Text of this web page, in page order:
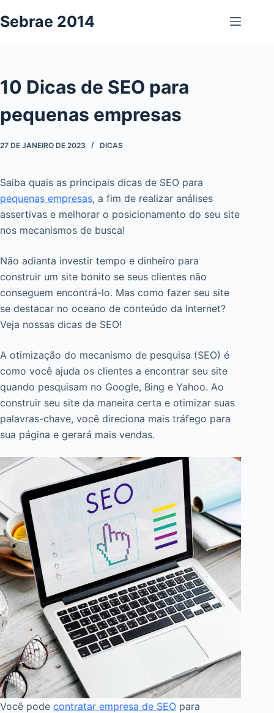
para
Sebrae 2014
10 Dicas de SEO para
pequenas empresas
27 DE JANEIRO DE 2023 DICAS
Saiba quais as principais dicas de SEO para
pequenas empresas, a fim de realizar análises
assertivas e melhorar o posicionamento do seu site
nos mecanismos de busca!
Não adianta investir tempo e dinheiro para
construir um site bonito se seus clientes não
conseguem encontrá-lo. Mas como fazer seu site
se destacar no oceano de conteúdo da Internet?
Veja nossas dicas de SEO!
A otimização do mecanismo de pesquisa (SEO) é
como você ajuda os clientes a encontrar seu site
quando pesquisam no Google, Bing e Yahoo. Ao
construir seu site da maneira certa e otimizar suas
palavras-chave, você direciona mais tráfego para
sua página e gerará mais vendas.
Você pode contratar empresa de SEO para